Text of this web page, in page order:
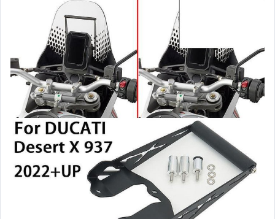
汽機車精品百貨
居家、家具與園藝
玩具、模型與公仔
男性精品與服飾
女裝與服飾配件
偶像、球員卡與郵幣
手錶與飾品配件